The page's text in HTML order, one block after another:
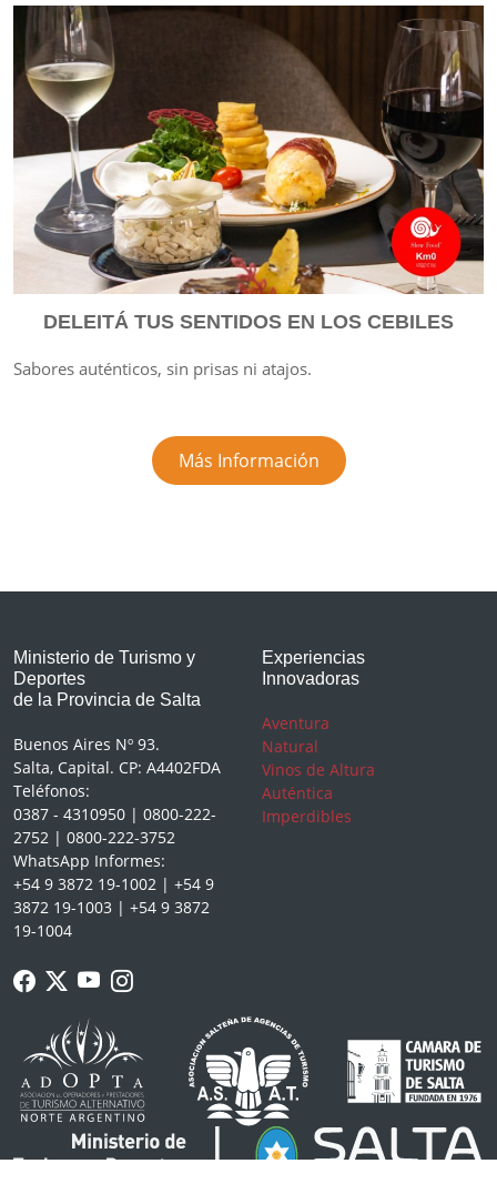
DELEITÁ TUS SENTIDOS EN LOS CEBILES
Sabores auténticos, sin prisas ni atajos.
Más Información
Ministerio de Turismo y
Deportes
de la Provincia de Salta
Buenos Aires Nº 93.
Salta, Capital. CP: A4402FDA
Teléfonos:
0387 - 4310950 | 0800-222-
2752 | 0800-222-3752
WhatsApp Informes:
+54 9 3872 19-1002 | +54 9
3872 19-1003 | +54 9 3872
19-1004
Experiencias
Innovadoras
Aventura
Natural
Vinos de Altura
Auténtica
Imperdibles